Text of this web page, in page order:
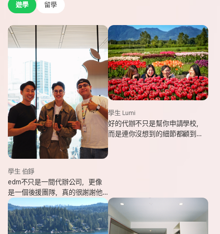
遊學 留學
學生 伯錚
edm不只是一間代辦公司，更像
是一個後援團隊，真的很謝謝他
們的幫忙，讓我能安心出發，去
追逐我一直想完成的留遊學夢
想。
學生 Lumi
好的代辦不只是幫你申請學校，
而是連你沒想到的細節都顧到